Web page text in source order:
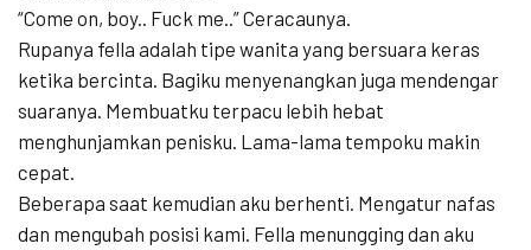
“Come on, boy.. Fuck me..” Ceracaunya.
Rupanya fella adalah tipe wanita yang bersuara keras
ketika bercinta. Bagiku menyenangkan juga mendengar
suaranya. Membuatku terpacu lebih hebat
menghunjamkan penisku. Lama-lama tempoku makin
cepat.
Beberapa saat kemudian aku berhenti. Mengatur nafas
dan mengubah posisi kami. Fella menungging dan aku